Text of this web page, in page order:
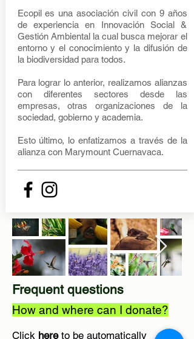
Ecopil es una asociación civil con 9 años
de experiencia en Innovación Social &
Gestión Ambiental la cual busca mejorar el
entorno y el conocimiento y la difusión de
la biodiversidad para todos.
Para lograr lo anterior, realizamos alianzas
con diferentes sectores desde las
empresas, otras organizaciones de la
sociedad, gobierno y academia.
Esto último, lo enfatizamos a través de la
alianza con Marymount Cuernavaca.
Frequent questions
How and where can I donate?
Click hereto be automatically